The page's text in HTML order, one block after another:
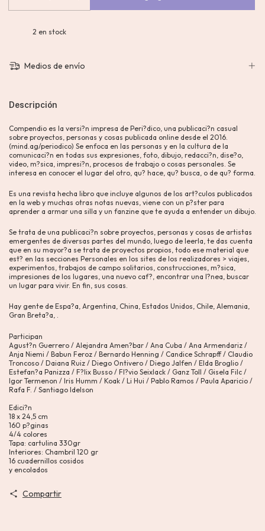
2 en stock
Medios de envío
Descripción
Compendio es la versi?n impresa de Peri?dico, una publicaci?n casual
sobre proyectos, personas y cosas publicada online desde el 2016.
(mind.ag/periodico) Se enfoca en las personas y en la cultura de la
comunicaci?n en todas sus expresiones, foto, dibujo, redacci?n, dise?o,
video, m?sica, impresi?n, procesos de trabajo o cosas personales. Se
interesa en conocer el lugar del otro, qu? hace, qu? busca, o de qu? forma.
Es una revista hecha libro que incluye algunos de los art?culos publicados
en la web y muchas otras notas nuevas, viene con un p?ster para
aprender a armar una silla y un fanzine que te ayuda a entender un dibujo.
Se trata de una publicaci?n sobre proyectos, personas y cosas de artistas
emergentes de diversas partes del mundo, luego de leerla, te das cuenta
que en su mayor?a se trata de proyectos propios, todo ese material que
est? en las secciones Personales en los sites de los realizadores > viajes,
experimentos, trabajos de campo solitarios, construcciones, m?sica,
impresiones de los lugares, una nuevo caf?, encontrar una l?nea, buscar
un lugar para vivir. En fin, sus cosas.
Hay gente de Espa?a, Argentina, China, Estados Unidos, Chile, Alemania,
Gran Breta?a, .
Participan
Agust?n Guerrero / Alejandra Amen?bar / Ana Cuba / Ana Armendariz /
Anja Niemi / Babun Feroz / Bernardo Henning / Candice Schrapff / Claudio
Troncoso / Daiana Ruiz / Diego Ontivero / Diego Jalfen / Elda Broglio /
Estefan?a Panizza / F?lix Busso / Fl?vio Seixlack / Ganz Toll / Gisela Filc /
Igor Termenon / Iris Humm / Koak / Li Hui / Pablo Ramos / Paula Aparicio /
Rafa F. / Santiago Idelson
Edici?n
18 x 24,5 cm
160 p?ginas
4/4 colores
Tapa: cartulina 330gr
Interiores: Chambril 120 gr
16 cuadernillos cosidos
y encolados
Compartir